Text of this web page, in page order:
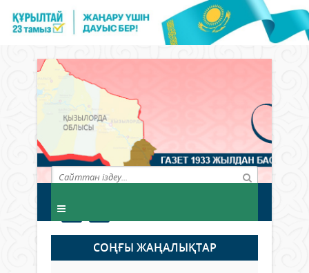
СОҢҒЫ ЖАҢАЛЫҚТАР